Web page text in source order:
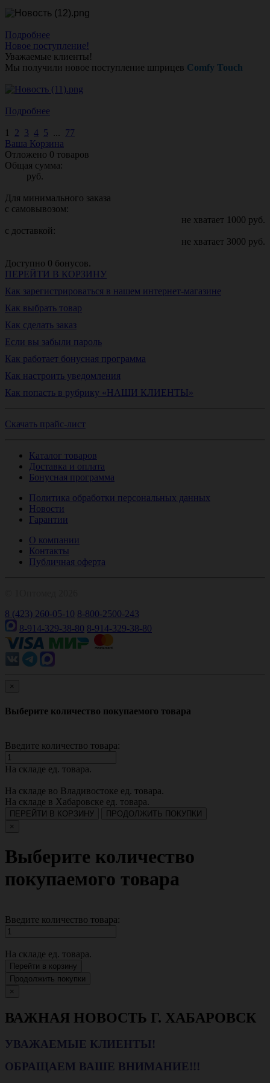
Подробнее
Новое поступление!
Уважаемые клиенты!
Мы получили новое поступление шприцев Comfy Touch
Подробнее
1 2 3 4 5 ... 77
Ваша Корзина
Отложено 0 товаров
Общая сумма:
руб.
Для минимального заказа
с самовывозом:
не хватает 1000 руб.
с доставкой:
не хватает 3000 руб.
Доступно 0 бонусов.
ПЕРЕЙТИ В КОРЗИНУ
Как зарегистрироваться в нашем интернет-магазине
Как выбрать товар
Как сделать заказ
Если вы забыли пароль
Как работает бонусная программа
Как настроить уведомления
Как попасть в рубрику «НАШИ КЛИЕНТЫ»
Скачать прайс-лист
Каталог товаров
Доставка и оплата
Бонусная программа
Политика обработки персональных данных
Новости
Гарантии
О компании
Контакты
Публичная оферта
8 (423) 260-05-10 8-800-2500-243
8-914-329-38-80 8-914-329-38-80
×
Выберите количество покупаемого товара
Введите количество товара:
На складе ед. товара.
На складе во Владивостоке ед. товара.
На складе в Хабаровске ед. товара.
ПЕРЕЙТИ В КОРЗИНУ
ПРОДОЛЖИТЬ ПОКУПКИ
×
Выберите количество
покупаемого товара
Введите количество товара:
На складе ед. товара.
Перейти в корзину
Продолжить покупки
×
ВАЖНАЯ НОВОСТЬ Г. ХАБАРОВСК
УВАЖАЕМЫЕ КЛИЕНТЫ!
ОБРАЩАЕМ ВАШЕ ВНИМАНИЕ!!!